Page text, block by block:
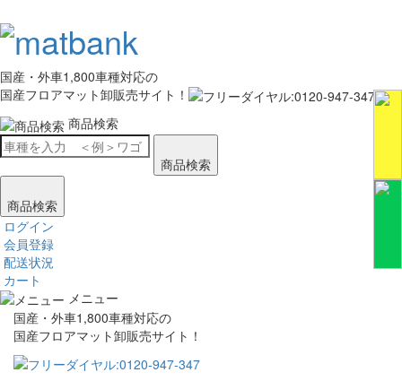
国産・外車1,800車種対応の
国産フロアマット卸販売サイト！
商品検索
商品検索
商品検索
ログイン
会員登録
配送状況
カート
メニュー
国産・外車1,800車種対応の
国産フロアマット卸販売サイト！